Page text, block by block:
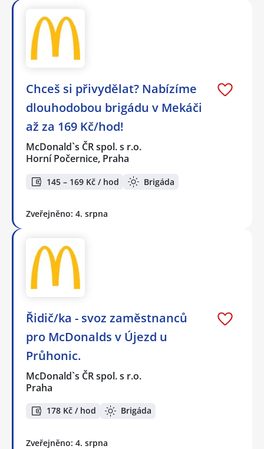
Chceš si přivydělat? Nabízíme
dlouhodobou brigádu v Mekáči
až za 169 Kč/hod!
McDonald`s ČR spol. s r.o.
Horní Počernice, Praha
145 – 169 Kč / hod Brigáda
Zveřejněno: 4. srpna
Řidič/ka - svoz zaměstnanců
pro McDonalds v Újezd u
Průhonic.
McDonald`s ČR spol. s r.o.
Praha
178 Kč / hod Brigáda
Zveřejněno: 4. srpna